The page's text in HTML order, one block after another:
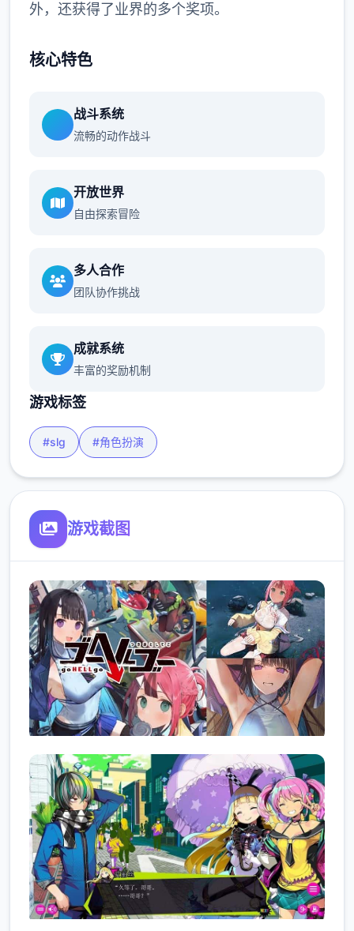
外，还获得了业界的多个奖项。
核心特色
战斗系统
流畅的动作战斗
开放世界
自由探索冒险
多人合作
团队协作挑战
成就系统
丰富的奖励机制
游戏标签
#slg #角色扮演
游戏截图